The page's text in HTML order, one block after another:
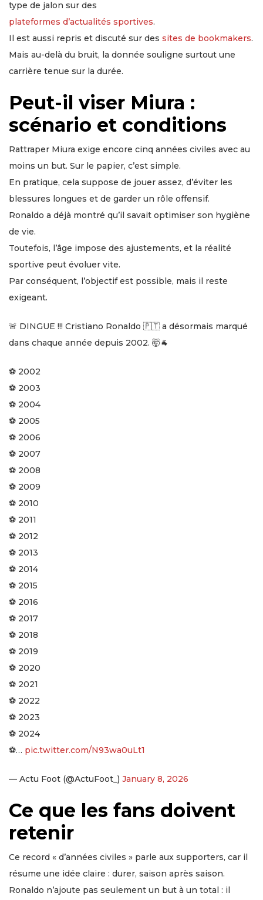
type de jalon sur des
plateformes d’actualités sportives.
Il est aussi repris et discuté sur des sites de bookmakers.
Mais au-delà du bruit, la donnée souligne surtout une
carrière tenue sur la durée.
Peut-il viser Miura :
scénario et conditions
Rattraper Miura exige encore cinq années civiles avec au
moins un but. Sur le papier, c’est simple.
En pratique, cela suppose de jouer assez, d’éviter les
blessures longues et de garder un rôle offensif.
Ronaldo a déjà montré qu’il savait optimiser son hygiène
de vie.
Toutefois, l’âge impose des ajustements, et la réalité
sportive peut évoluer vite.
Par conséquent, l’objectif est possible, mais il reste
exigeant.
🚨 DINGUE !!! Cristiano Ronaldo 🇵🇹 a désormais marqué
dans chaque année depuis 2002. 🤯🐐
⚽ 2002
⚽ 2003
⚽ 2004
⚽ 2005
⚽ 2006
⚽ 2007
⚽ 2008
⚽ 2009
⚽ 2010
⚽ 2011
⚽ 2012
⚽ 2013
⚽ 2014
⚽ 2015
⚽ 2016
⚽ 2017
⚽ 2018
⚽ 2019
⚽ 2020
⚽ 2021
⚽ 2022
⚽ 2023
⚽️ 2024
⚽️… pic.twitter.com/N93wa0uLt1
— Actu Foot (@ActuFoot_) January 8, 2026
Ce que les fans doivent
retenir
Ce record « d’années civiles » parle aux supporters, car il
résume une idée claire : durer, saison après saison.
Ronaldo n’ajoute pas seulement un but à un total : il